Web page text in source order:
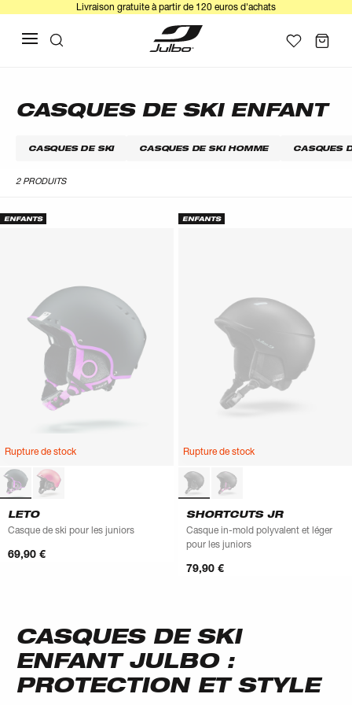
Livraison gratuite à partir de 120 euros d'achats
CASQUES DE SKI ENFANT
CASQUES DE SKI CASQUES DE SKI HOMME CASQUES
2 PRODUITS
Rupture de stock
LETO
Casque de ski pour les juniors
69,90 €
ENFANTS
Rupture de stock
SHORTCUTS JR
Casque in-mold polyvalent et léger
pour les juniors
79,90 €
ENFANTS
CASQUES DE SKI
ENFANT JULBO :
PROTECTION ET STYLE